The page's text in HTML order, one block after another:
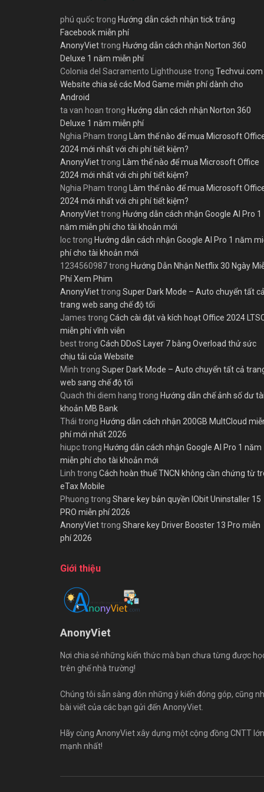
phú quốctrong Hướng dẫn cách nhận tick trắng
Facebook miễn phí
AnonyViettrong Hướng dẫn cách nhận Norton 360
Deluxe 1 năm miễn phí
Colonia del Sacramento Lighthouse trong Techvui.com
Website chia sẻ các Mod Game miễn phí dành cho
Android
ta van hoan trong Hướng dẫn cách nhận Norton 360
Deluxe 1 năm miễn phí
Nghia Pham trong Làm thế nào để mua Microsoft
2024 mới nhất với chi phí tiết kiệm?
AnonyViettrong Làm thế nào để mua Microsoft Office
2024 mới nhất với chi phí tiết kiệm?
Nghia Pham trong Làm thế nào để mua Microsoft
2024 mới nhất với chi phí tiết kiệm?
AnonyViettrong Hướng dẫn cách nhận Google AI Pro 1
năm miễn phí cho tài khoản mới
loctrong Hướng dẫn cách nhận Google AI Pro 1 năm
phí cho tài khoản mới
1234560987trong Hướng Dẫn Nhận Netflix 30 Ngày
Phí Xem Phim
AnonyViettrong Super Dark Mode – Auto chuyển tất cả
trang web sang chế độ tối
James trong Cách cài đặt và kích hoạt Office 2024
miễn phí vĩnh viễn
besttrong Cách DDoS Layer 7 bằng Overload thử sức
chịu tải của Website
Minh trong Super Dark Mode – Auto chuyển tất cả
web sang chế độ tối
Quach thi diem hang trong Hướng dẫn chế ảnh số dư tài
khoản MB Bank
Thái trong Hướng dẫn cách nhận 200GB MultCloud
phí mới nhất 2026
hiupctrong Hướng dẫn cách nhận Google AI Pro 1 năm
miễn phí cho tài khoản mới
Linh trong Cách hoàn thuế TNCN không cần chứng từ
eTax Mobile
Phuong trong Share key bản quyền IObit Uninstaller 15
PRO miễn phí 2026
AnonyViettrong Share key Driver Booster 13 Pro miễn
phí 2026
Giới thiệu
AnonyViet
Nơi chia sẻ những kiến thức mà bạn chưa từng được
trên ghế nhà trường!
Chúng tôi sẵn sàng đón những ý kiến đóng góp, cũng
bài viết của các bạn gửi đến AnonyViet.
Hãy cùng AnonyViet xây dựng một cộng đồng CNTT lớn
mạnh nhất!